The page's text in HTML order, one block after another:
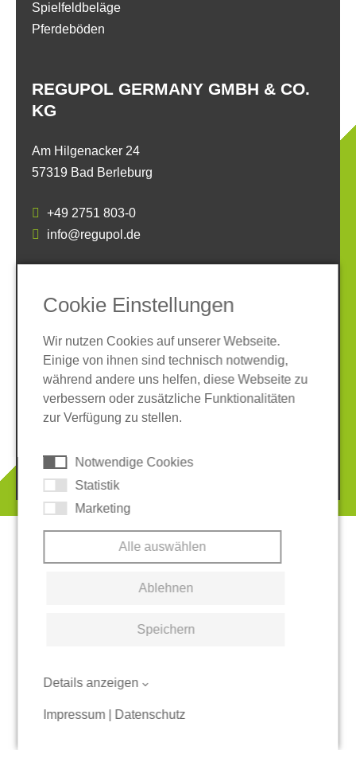
REGUPOL GERMANY GMBH & CO.
KG
Am Hilgenacker 24
57319 Bad Berleburg
+49 2751 803-0
info@regupol.de
Spielfeldbeläge
Pferdeböden
SOCIAL MEDIA
© 2026 REGUPOL Germany GmbH & Co. KG
Cookie Einstellungen
Wir nutzen Cookies auf unserer Webseite.
Einige von ihnen sind technisch notwendig,
während andere uns helfen, diese Webseite zu
verbessern oder zusätzliche Funktionalitäten
zur Verfügung zu stellen.
Notwendige Cookies
Statistik
Marketing
Alle auswählen
Ablehnen
Speichern
Details anzeigen
Impressum Datenschutz